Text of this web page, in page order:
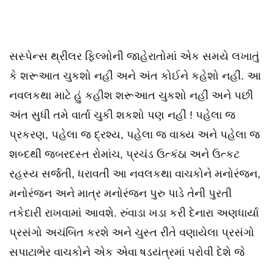
સસ્પેન્સ થ્રીલર ફિલ્મોની જાહેરાતોમાં એક સમયે લખાતું
કે શરૂઆત ચુકશો નહીં અને અંત કોઈને કહેશો નહીં. આ
નવલકથા માટે હું કહીશ શરૂઆત ચુકશો નહીં અને પછી
અંત સુધી તમે વાર્તા ચુકી શકશો પણ નહીં ! પહેલા જ
પ્રકરણ, પહેલા જ દ્રશ્ય, પહેલા જ વાક્ય અને પહેલા જ
શબ્દથી જબરદસ્ત રોમાંચ, પ્રચંડ ઉત્કંઠા અને ઉત્કટ
રહસ્ય સર્જતી, ધરાવતી આ નવલકથા વાચકોને મનોરંજન,
મનોરંજન અને માત્ર મનોરંજન પુરુ પાડે તેની પુરતી
તકેદારી રાખવામાં આવશે. રુંવાડા ખડા કરી દેનારા અણધાર્યા
પ્રસંગો અચંબિત કરશે અને ચુસ્ત રીતે વણાયેલા પ્રસંગો
સપાટાભેર વાચકોને એક એવા ષડયંત્રમાં પરોવી દેશે જે